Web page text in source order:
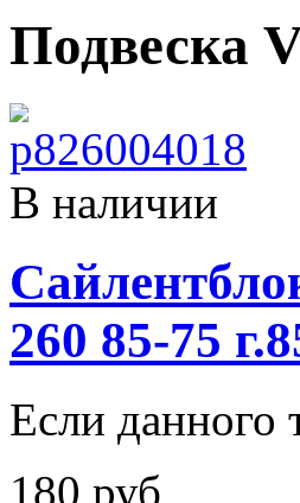
Подвеска
В наличии
260 85-75
Если данного
180 руб